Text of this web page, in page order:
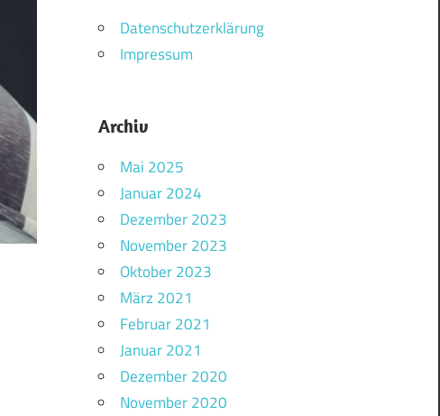
Datenschutzerklärung
Impressum
Archiv
Mai 2025
Januar 2024
Dezember 2023
November 2023
Oktober 2023
März 2021
Februar 2021
Januar 2021
Dezember 2020
November 2020